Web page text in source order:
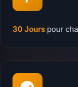
30 Jours pour